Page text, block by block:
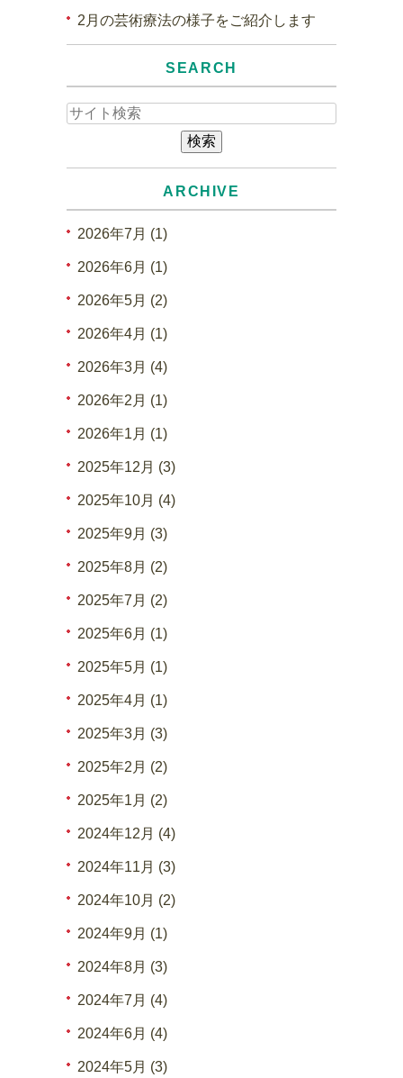
2月の芸術療法の様子をご紹介します
SEARCH
ARCHIVE
2026年7月 (1)
2026年6月 (1)
2026年5月 (2)
2026年4月 (1)
2026年3月 (4)
2026年2月 (1)
2026年1月 (1)
2025年12月 (3)
2025年10月 (4)
2025年9月 (3)
2025年8月 (2)
2025年7月 (2)
2025年6月 (1)
2025年5月 (1)
2025年4月 (1)
2025年3月 (3)
2025年2月 (2)
2025年1月 (2)
2024年12月 (4)
2024年11月 (3)
2024年10月 (2)
2024年9月 (1)
2024年8月 (3)
2024年7月 (4)
2024年6月 (4)
2024年5月 (3)